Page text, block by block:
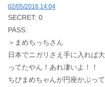
02/05/2016 14:04
SECRET: 0
PASS:
＞まめちっちさん
日本でニガリさえ手に入れば
ってたやん！あれ凄いよ！！
ちびまめちゃんが円座かぶっ